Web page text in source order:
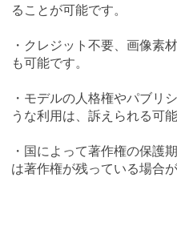
ることが可能です。
・クレジット不要、画像素
も可能です。
・モデルの人格権やパブリ
うな利用は、訴えられる可
・国によって著作権の保護
は著作権が残っている場合が